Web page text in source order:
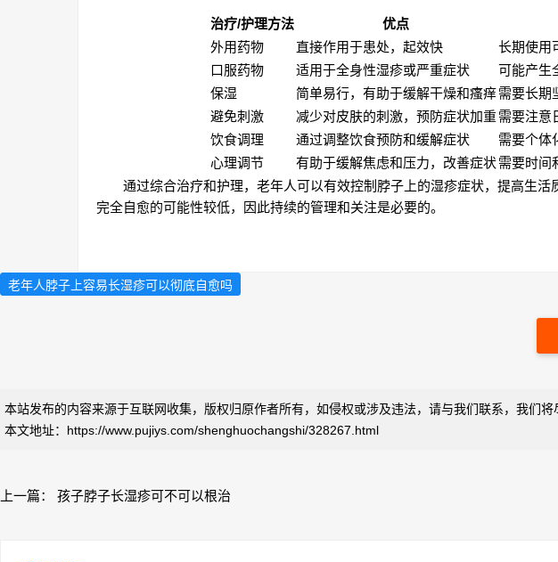
治疗/护理方法 优点
外用药物
直接作用于患处，起效快
长期使用
口服药物
适用于全身性湿疹或严重症状
可能产生
保湿
简单易行，有助于缓解干燥和瘙痒 需要长期
避免刺激
减少对皮肤的刺激，预防症状加重 需要注意
饮食调理
通过调整饮食预防和缓解症状
需要个体
心理调节
有助于缓解焦虑和压力，改善症状 需要时间
通过综合治疗和护理，老年人可以有效控制脖子上的湿疹症状，提高生活
完全自愈的可能性较低，因此持续的管理和关注是必要的。
老年人脖子上容易长湿疹可以彻底自愈吗
本站发布的内容来源于互联网收集，版权归原作者所有，如侵权或涉及违法，请与我们联系，我们将
本文地址：https://www.pujiys.com/shenghuochangshi/328267.html
上一篇： 孩子脖子长湿疹可不可以根治